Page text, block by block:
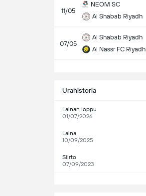
11/05
NEOM SC
Al Shabab Riyadh
07/05
Al Shabab Riyadh
Al Nassr FC Riyadh
Urahistoria
Lainan loppu
01/07/2026
Laina
10/09/2025
Siirto
07/09/2023